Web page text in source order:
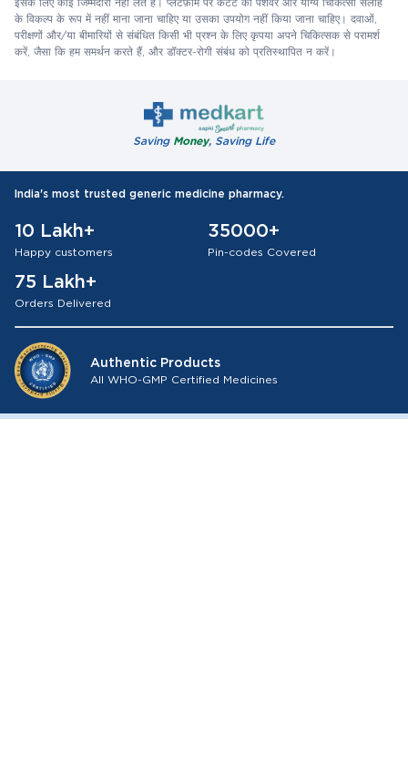
के विकल्प के रूप में नहीं माना जाना चाहिए या उसका उपयोग नहीं किया जाना चाहिए। दवाओं,
परीक्षणों और/या बीमारियों से संबंधित किसी भी प्रश्न के लिए कृपया अपने चिकित्सक से परामर्श
करें, जैसा कि हम समर्थन करते हैं, और डॉक्टर-रोगी संबंध को प्रतिस्थापित न करें।
Saving Money, Saving Life
India's most trusted generic medicine pharmacy.
10 Lakh+
Happy customers
35000+
Pin-codes Covered
75 Lakh+
Orders Delivered
Authentic Products
All WHO-GMP Certified Medicines